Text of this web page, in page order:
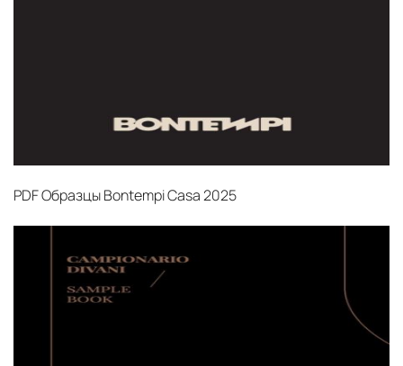
PDFОбразцы Bontempi Casa 2025